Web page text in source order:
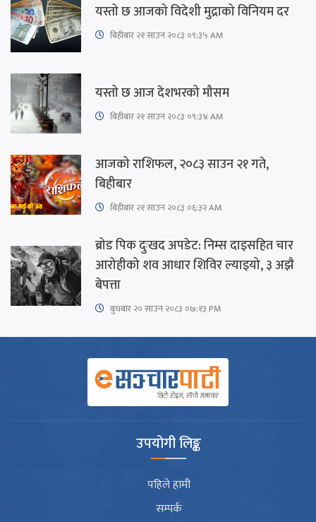
यस्तो छ आजको विदेशी मुद्राको विनियम दर
बिहीबार २१ साउन २०८३ ०९:३५ AM
यस्तो छ आज देशभरको मौसम
बिहीबार २१ साउन २०८३ ०९:३४ AM
आजको राशिफल, २०८३ साउन २१ गते,
बिहीबार
बिहीबार २१ साउन २०८३ ०६:३२ AM
ब्रोड पिक दुःखद अपडेट: निम्स दाइसहित चार
आरोहीको शव आधार शिविर ल्याइयो, ३ अझै
बेपत्ता
बुधबार २० साउन २०८३ ०७:१३ PM
उपयोगी लिङ्क
पहिले हामी
सम्पर्क